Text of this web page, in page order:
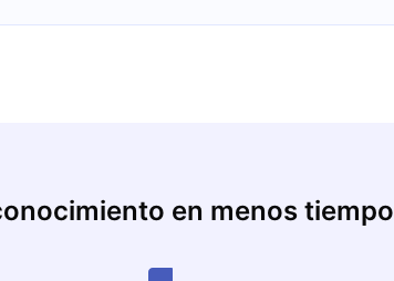
en menos tiempo